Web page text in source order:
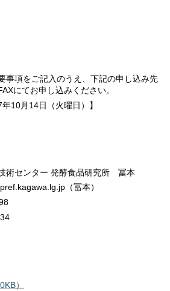
事項をご記入のうえ、下記の申し込み先
にてお申し込みください。
年10月14日（火曜日）】
術センター 発酵食品研究所 冨本
（冨本）
）